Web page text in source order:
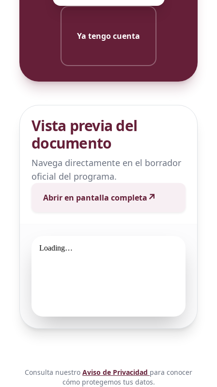
Ya tengo cuenta
Vista previa del
documento
Navega directamente en el borrador
oficial del programa.
Abrir en pantalla completa ↗️
Consulta nuestro Aviso de Privacidad para conocer
cómo protegemos tus datos.